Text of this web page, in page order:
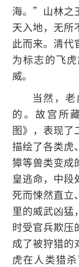
海。”山林之
天入地，无
此而来。清代
为标志的飞
威。
当然，
的。故宫所
图》，表现了
描绘了各类虎
獐等兽类变成
皇逃命，中段
死而悚然直立
里的威武凶猛
时受官兵欺压
成了被狩猎的
虎在人类猎